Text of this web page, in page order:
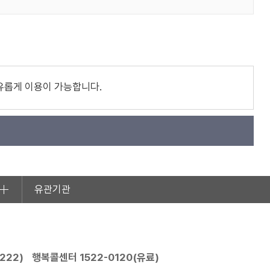
롭게 이용이 가능합니다.
유관기관
) 행복콜센터 1522-0120(유료)